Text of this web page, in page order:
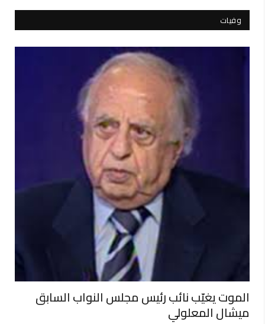
وفيات
الموت يغيّب نائب رئيس مجلس النواب السابق
ميشال المعلولي